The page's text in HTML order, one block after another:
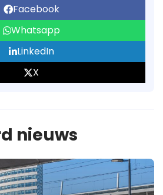
Facebook
Whatsapp
LinkedIn
X
nieuws